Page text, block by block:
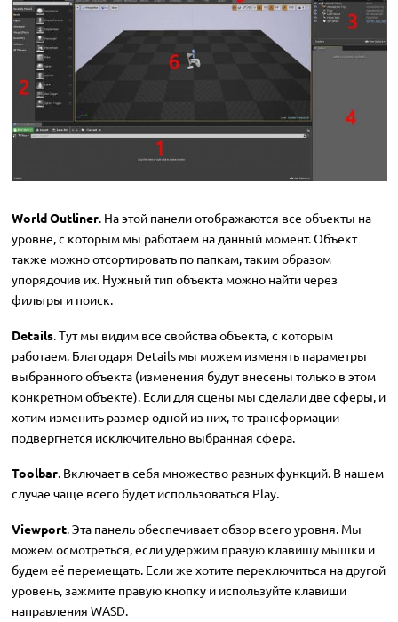
World Outliner. На этой панели отображаются все объекты на
уровне, с которым мы работаем на данный момент. Объект
также можно отсортировать по папкам, таким образом
упорядочив их. Нужный тип объекта можно найти через
фильтры и поиск.
Details. Тут мы видим все свойства объекта, с которым
работаем. Благодаря Details мы можем изменять параметры
выбранного объекта (изменения будут внесены только в этом
конкретном объекте). Если для сцены мы сделали две сферы, и
хотим изменить размер одной из них, то трансформации
подвергнется исключительно выбранная сфера.
Toolbar. Включает в себя множество разных функций. В нашем
случае чаще всего будет использоваться Play.
Viewport. Эта панель обеспечивает обзор всего уровня. Мы
можем осмотреться, если удержим правую клавишу мышки и
будем её перемещать. Если же хотите переключиться на другой
уровень, зажмите правую кнопку и используйте клавиши
направления WASD.